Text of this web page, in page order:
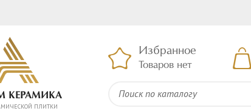
КЕРАМИКА
ПЛИТКИ
Избранное
Товаров нет